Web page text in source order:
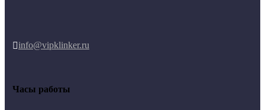
info@vipklinker.ru
Часы работы